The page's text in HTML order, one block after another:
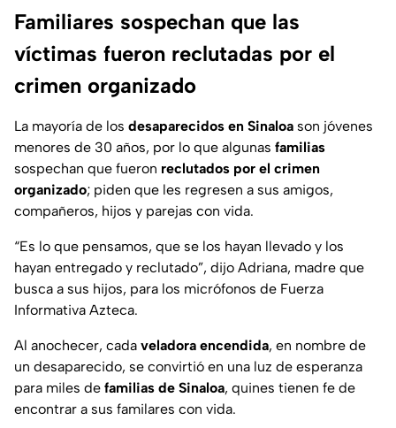
Familiares sospechan que las
víctimas fueron reclutadas por el
crimen organizado
La mayoría de los desaparecidos en Sinaloa son jóvenes
menores de 30 años, por lo que algunas familias
sospechan que fueron reclutados por el crimen
organizado; piden que les regresen a sus amigos,
compañeros, hijos y parejas con vida.
“Es lo que pensamos, que se los hayan llevado y los
hayan entregado y reclutado”, dijo Adriana, madre que
busca a sus hijos, para los micrófonos de Fuerza
Informativa Azteca.
Al anochecer, cada veladora encendida, en nombre de
un desaparecido, se convirtió en una luz de esperanza
para miles de familias de Sinaloa, quines tienen fe de
encontrar a sus familares con vida.